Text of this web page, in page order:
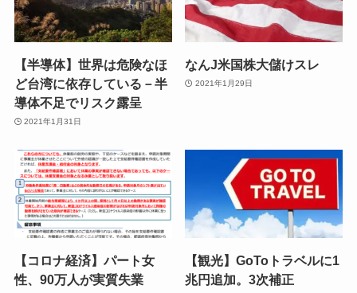
【半導体】世界は危険なほ
ど台湾に依存している－半
導体不足でリスク露呈
2021年1月31日
なんJ米国株大儲けスレ
2021年1月29日
【コロナ経済】パート女
性、90万人が実質失業
【観光】GoToトラベルに1
兆円追加。3次補正